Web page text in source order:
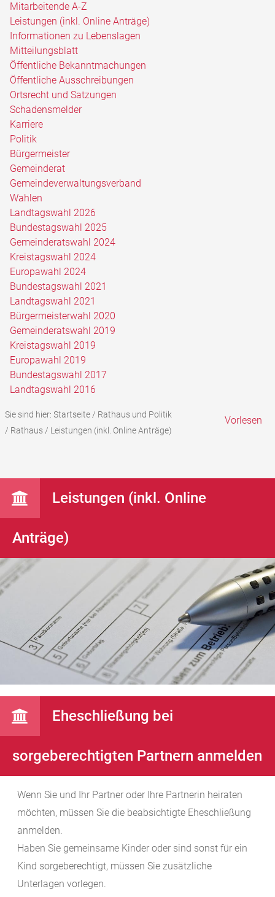
Mitarbeitende A-Z
Leistungen (inkl. Online Anträge)
Informationen zu Lebenslagen
Mitteilungsblatt
Öffentliche Bekanntmachungen
Öffentliche Ausschreibungen
Ortsrecht und Satzungen
Schadensmelder
Karriere
Politik
Bürgermeister
Gemeinderat
Gemeindeverwaltungsverband
Wahlen
Landtagswahl 2026
Bundestagswahl 2025
Gemeinderatswahl 2024
Kreistagswahl 2024
Europawahl 2024
Bundestagswahl 2021
Landtagswahl 2021
Bürgermeisterwahl 2020
Gemeinderatswahl 2019
Kreistagswahl 2019
Europawahl 2019
Bundestagswahl 2017
Landtagswahl 2016
Sie sind hier: Startseite/ Rathaus und Politik
/ Rathaus/ Leistungen (inkl. Online Anträge)
Vorlesen
Leistungen (inkl. Online
Anträge)
Eheschließung bei
sorgeberechtigten Partnern anmelden
Wenn Sie und Ihr Partner oder Ihre Partnerin heiraten
möchten, müssen Sie die beabsichtigte Eheschließung
anmelden.
Haben Sie gemeinsame Kinder oder sind sonst für ein
Kind sorgeberechtigt, müssen Sie zusätzliche
Unterlagen vorlegen.